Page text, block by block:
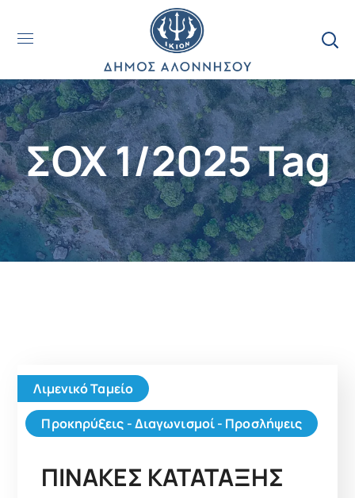
ΣΟΧ 1/2025 Tag
Λιμενικό Ταμείο
Προκηρύξεις - Διαγωνισμοί - Προσλήψεις
ΠΙΝΑΚΕΣ ΚΑΤΑΤΑΞΗΣ